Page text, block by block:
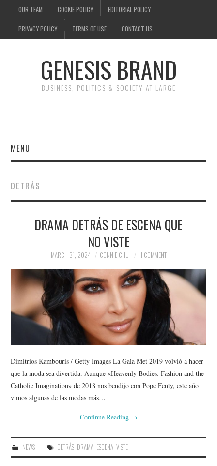
OUR TEAM COOKIE POLICY EDITORIAL POLICY
PRIVACY POLICY TERMS OF USE CONTACT US
GENESIS BRAND
BUSINESS, POLITICS & SOCIETY AT LARGE
MENU
FINANCE
NEWS
SOCIETY
SPORTS
TECHNOLOGY
DETRÁS
DRAMA DETRÁS DE ESCENA QUE
NO VISTE
MARCH 31, 2024 CONNIE CHU 1 COMMENT
Dimitrios Kambouris / Getty Images La Gala Met 2019 volvió a hacer
que la moda sea divertida. Aunque «Heavenly Bodies: Fashion and the
Catholic Imagination» de 2018 nos bendijo con Pope Fenty, este año
vimos algunas de las modas más…
Continue Reading →
NEWS DETRÁS, DRAMA, ESCENA, VISTE